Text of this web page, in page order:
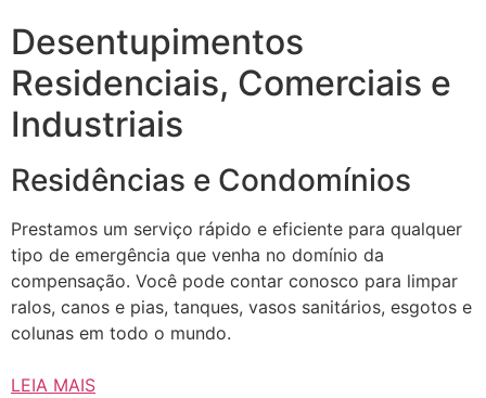
Desentupimentos
Residenciais, Comerciais e
Industriais
Residências e Condomínios
Prestamos um serviço rápido e eficiente para qualquer
tipo de emergência que venha no domínio da
compensação. Você pode contar conosco para limpar
ralos, canos e pias, tanques, vasos sanitários, esgotos e
colunas em todo o mundo.
LEIA MAIS